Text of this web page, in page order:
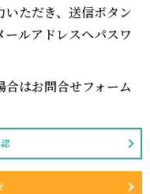
いただき、送信ボタン
ルアドレスへパスワ
はお問合せフォーム